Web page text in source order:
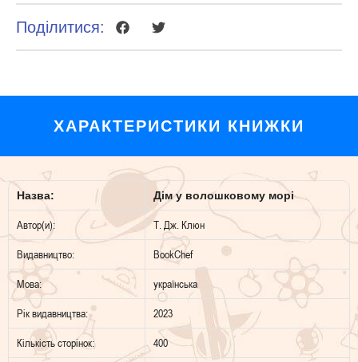
Поділитися:
ХАРАКТЕРИСТИКИ КНИЖКИ
Назва: Дім у волошковому морі
Автор(и): Т. Дж. Клюн
Видавництво: BookChef
Мова: українська
Рік видавництва: 2023
Кількість сторінок: 400